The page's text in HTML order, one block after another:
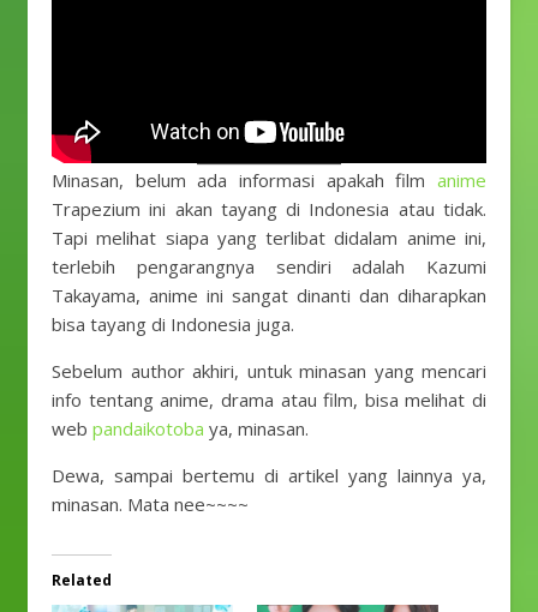
Minasan, belum ada informasi apakah film anime
Trapezium ini akan tayang di Indonesia atau tidak.
Tapi melihat siapa yang terlibat didalam anime ini,
terlebih pengarangnya sendiri adalah Kazumi
Takayama, anime ini sangat dinanti dan diharapkan
bisa tayang di Indonesia juga.
Sebelum author akhiri, untuk minasan yang mencari
info tentang anime, drama atau film, bisa melihat di
web pandaikotoba ya, minasan.
Dewa, sampai bertemu di artikel yang lainnya ya,
minasan. Mata nee~~~~
Related